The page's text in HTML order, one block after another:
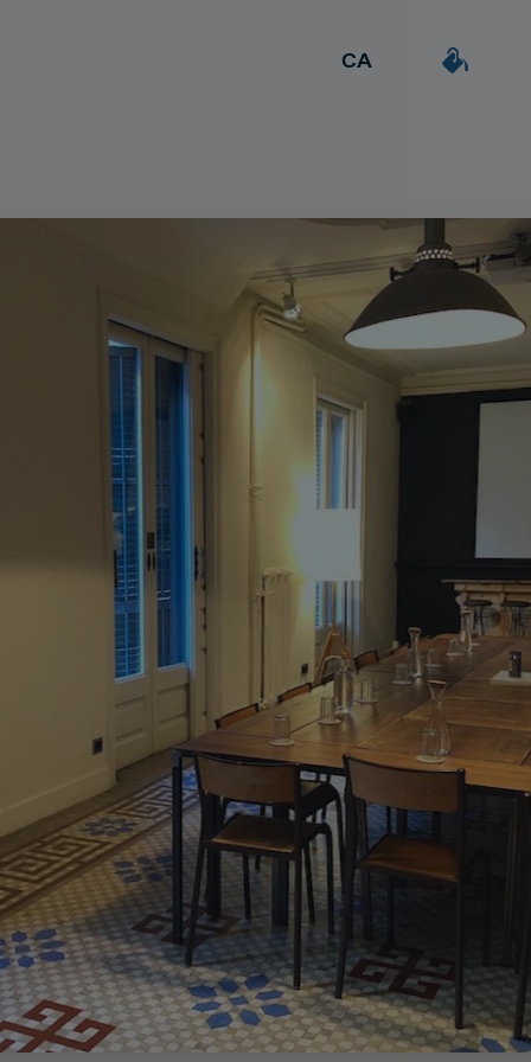
Due Diligence
Carve-out
Post Merger Integration
Business Strategy
Market Strategy & Screening
Analysis
Performance Transformation
CA
EN
Creativa
Detallista